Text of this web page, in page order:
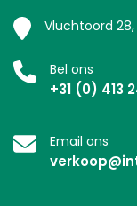
Vluchtoord 28,
Bel ons
+31 (0) 413
Email ons